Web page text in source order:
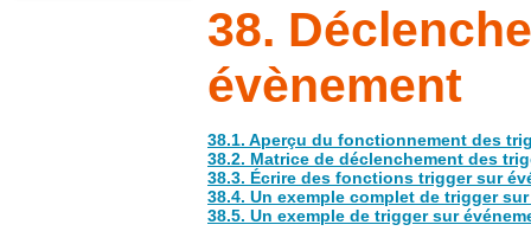
38.
évènement
38.1. Aperçu du fonctionnement des
38.2. Matrice de déclenchement des
38.3. Écrire des fonctions trigger sur
38.4. Un exemple complet de trigger
38.5. Un exemple de trigger sur